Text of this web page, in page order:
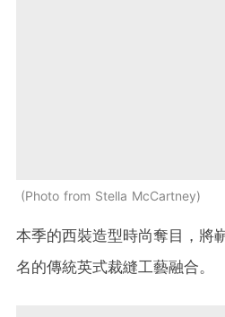
Photo from Stella McCartney
本季的西裝造型時尚奪目，將
名的傳統英式裁縫工藝融合。